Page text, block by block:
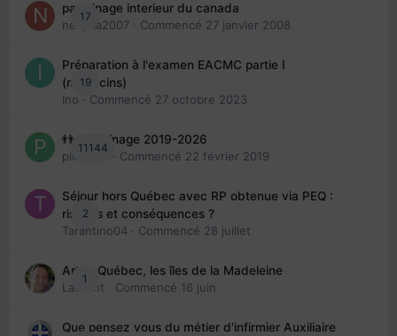
17
parrainage interieur du canada
nedjma2007 · Commencé 27 janvier 2008
19
Préparation à l'examen EACMC partie I
(médecins)
Ino · Commencé 27 octobre 2023
11144
👬 Parrainage 2019-2026
piinoush · Commencé 22 février 2019
2
Séjour hors Québec avec RP obtenue via PEQ :
risques et conséquences ?
Tarantino04 · Commencé 28 juillet
1
Arte : Québec, les îles de la Madeleine
Laurent · Commencé 16 juin
Que pensez vous du métier d'infirmier Auxiliaire